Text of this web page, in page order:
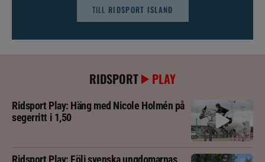
TILL RIDSPORT ISLAND
RIDSPORT PLAY
Ridsport Play: Häng med Nicole Holmén på
segerritt i 1,50
Ridsport Play: Följ svenska ungdomarnas